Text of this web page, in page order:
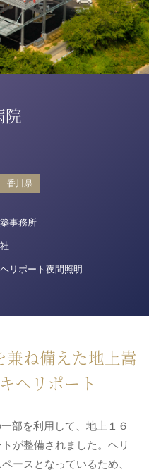
院
香川県
事務所
リポート夜間照明
ね備えた地上嵩
ヘリポート
部を利用して、地上１６
が整備されました。ヘリ
ースとなっているため、